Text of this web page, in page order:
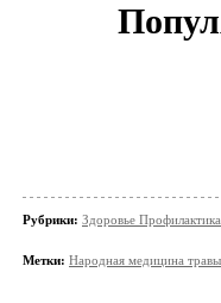
Рубрики: Здоровье
Метки: Народная медицина